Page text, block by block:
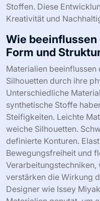
Stoffen. Diese
Kreativität und
Wie
Form und
Materialien
Silhouetten durch ihre
Unterschiedliche
synthetische Stoffe
Steifigkeiten. Leichte
weiche Silhouetten.
definierte Konturen.
Bewegungsfreiheit und
Verarbeitungstechniken,
verstärken die Wirkung
Designer wie Issey